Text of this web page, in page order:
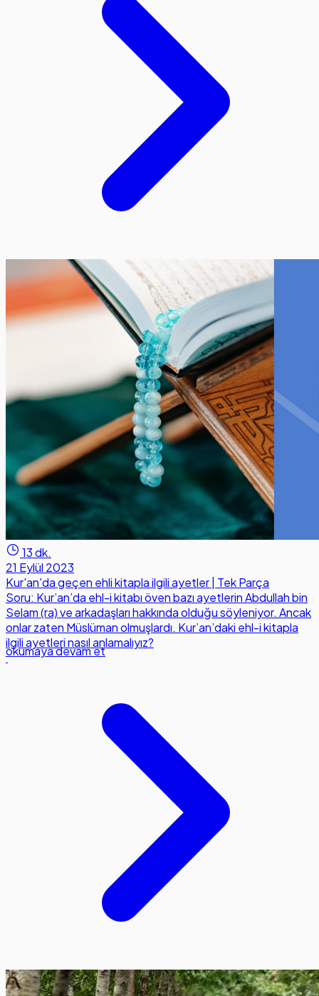
13 dk.
21 Eylül 2023
Kur'an'da geçen ehli kitapla ilgili ayetler | Tek Parça
Soru: Kur’an’da ehl-i kitabı öven bazı ayetlerin Abdullah bin
Selam (ra) ve arkadaşları hakkında olduğu söyleniyor. Ancak
onlar zaten Müslüman olmuşlardı. Kur’an’daki ehl-i kitapla
ilgili ayetleri nasıl anlamalıyız?
okumaya devam et